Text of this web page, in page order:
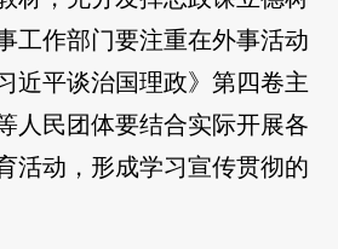
工作部门要注重在外事活动
近平谈治国理政》第四卷主
人民团体要结合实际开展各
活动，形成学习宣传贯彻的